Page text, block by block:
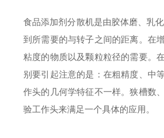
食品添加剂分散机是由胶体磨、乳
到所需要的与转子之间的距离。在
粘度的物质以及颗粒粒径的需要。
别要引起注意的是：在粗精度、中
作头的几何学特征不一样。狭槽数
验工作头来满足一个具体的应用。